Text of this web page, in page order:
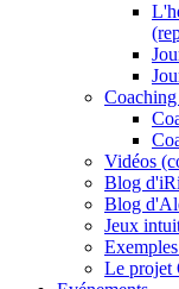
Vidéos
Blog
Blog
Jeux
Le projet